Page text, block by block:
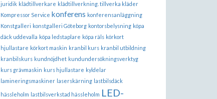
juridik klädtillverkare klädtillverkning. tillverka kläder
Kompressor Service konferens konferensanläggning
Konstgalleri konstgalleri Göteborg kontorsbelysning köpa
däck uddevalla köpa ledstaplare köpa räls körkort
hjullastare körkort maskin kranbil kurs kranbil utbildning
kranbilskurs kundnöjdhet kundundersökningsverktyg
kurs grävmaskin kurs hjullastare kyldelar
lamineringsmaskiner laserskärning lastbilsdäck
hässleholm lastbilsverkstad hässleholm LED-